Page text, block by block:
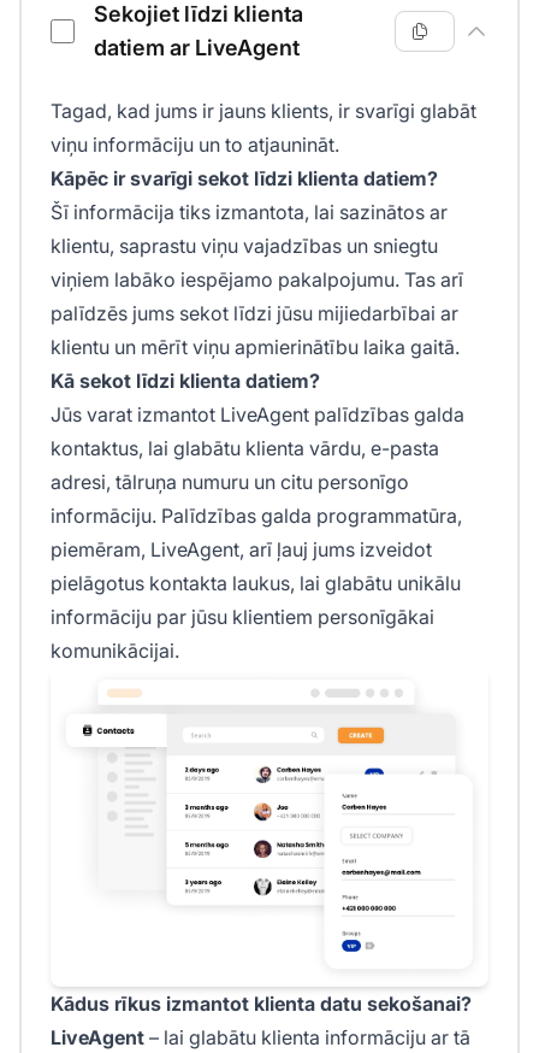
Sekojiet līdzi klienta
datiem ar LiveAgent
Tagad, kad jums ir jauns klients, ir svarīgi glabāt
viņu informāciju un to atjaunināt.
Kāpēc ir svarīgi sekot līdzi klienta datiem?
Šī informācija tiks izmantota, lai sazinātos ar
klientu, saprastu viņu vajadzības un sniegtu
viņiem labāko iespējamo pakalpojumu. Tas arī
palīdzēs jums sekot līdzi jūsu mijiedarbībai ar
klientu un mērīt viņu apmierinātību laika gaitā.
Kā sekot līdzi klienta datiem?
Jūs varat izmantot LiveAgent palīdzības galda
kontaktus, lai glabātu klienta vārdu, e-pasta
adresi, tālruņa numuru un citu personīgo
informāciju. Palīdzības galda programmatūra,
piemēram, LiveAgent, arī ļauj jums izveidot
pielāgotus kontakta laukus, lai glabātu unikālu
informāciju par jūsu klientiem personīgākai
komunikācijai.
Kādus rīkus izmantot klienta datu sekošanai?
LiveAgent – lai glabātu klienta informāciju ar tā